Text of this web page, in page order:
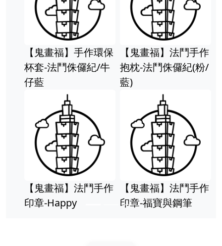
【鬼畫福】手作環保
杯套-法鬥侏儸紀/牛
仔藍
【鬼畫福】法鬥手作
抱枕-法鬥侏儸紀(粉/
藍)
【鬼畫福】法鬥手作
印章-Happy
【鬼畫福】法鬥手作
印章-福寶與鋼筆